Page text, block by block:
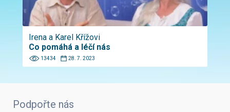
Irena a Karel Křížovi
Co pomáhá a léčí nás
13434 28. 7. 2023
Podpořte nás